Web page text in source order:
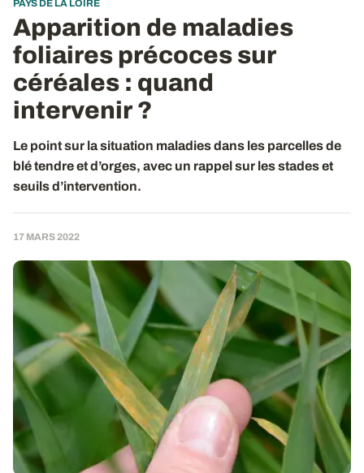
PAYS DE LA LOIRE
Apparition de maladies
foliaires précoces sur
céréales : quand
intervenir ?
Le point sur la situation maladies dans les parcelles de
blé tendre et d’orges, avec un rappel sur les stades et
seuils d’intervention.
17 MARS 2022